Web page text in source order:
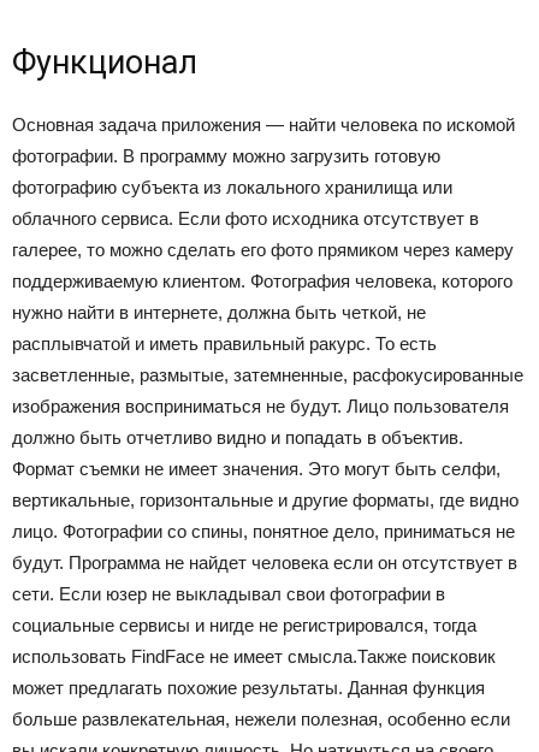
Функционал
Основная задача приложения — найти человека по искомой
фотографии. В программу можно загрузить готовую
фотографию субъекта из локального хранилища или
облачного сервиса. Если фото исходника отсутствует в
галерее, то можно сделать его фото прямиком через камеру
поддерживаемую клиентом. Фотография человека, которого
нужно найти в интернете, должна быть четкой, не
расплывчатой и иметь правильный ракурс. То есть
засветленные, размытые, затемненные, расфокусированные
изображения восприниматься не будут. Лицо пользователя
должно быть отчетливо видно и попадать в объектив.
Формат съемки не имеет значения. Это могут быть селфи,
вертикальные, горизонтальные и другие форматы, где видно
лицо. Фотографии со спины, понятное дело, приниматься не
будут. Программа не найдет человека если он отсутствует в
сети. Если юзер не выкладывал свои фотографии в
социальные сервисы и нигде не регистрировался, тогда
использовать FindFace не имеет смысла.Также поисковик
может предлагать похожие результаты. Данная функция
больше развлекательная, нежели полезная, особенно если